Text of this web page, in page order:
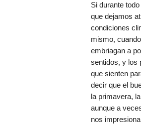
Si durante
que dejamos
condiciones
mismo,
embriagan a
sentidos, y los
que sienten
decir que el
la primavera,
aunque a
nos